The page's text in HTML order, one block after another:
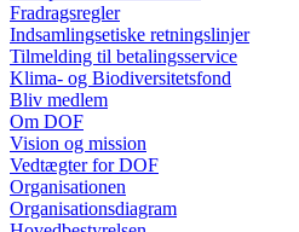
Fradragsregler
Indsamlingsetiske retningslinjer
Tilmelding til betalingsservice
Klima- og Biodiversitetsfond
Bliv medlem
Om DOF
Vision og mission
Vedtægter for DOF
Organisationen
Organisationsdiagram